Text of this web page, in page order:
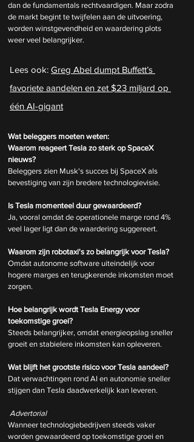
dan de fundamentals rechtvaardigen. Maar zodra
de markt begint te twijfelen aan de uitvoering,
worden winstgevendheid en waardering plots
weer veel belangrijker.
Lees ook: Greg Abel dumpt Buffett’s
favoriete aandelen en zet $23 miljard op
één AI-gigant
Wat beleggers moeten weten:
Waarom reageert Tesla zo sterk op SpaceX
nieuws?
Beleggers zien Musk's succes bij SpaceX als
bevestiging van zijn bredere technologievisie.
Is Tesla momenteel duur gewaardeerd?
Ja, vooral omdat de operationele marge rond 4%
veel lager ligt dan de waardering suggereert.
Waarom zijn robotaxi's zo belangrijk voor Tesla?
Omdat autonome software uiteindelijk voor
hogere marges en terugkerende inkomsten moet
zorgen.
Hoe belangrijk wordt Tesla Energy voor
toekomstige groei?
Steeds belangrijker, omdat energieopslag sneller
groeit en stabielere inkomsten kan opleveren.
Wat blijft het grootste risico voor Tesla aandeel?
Dat verwachtingen rond AI en autonomie sneller
stijgen dan Tesla daadwerkelijk kan leveren.
Advertorial
Wanneer technologiebedrijven steeds vaker
worden gewaardeerd op toekomstige groei en